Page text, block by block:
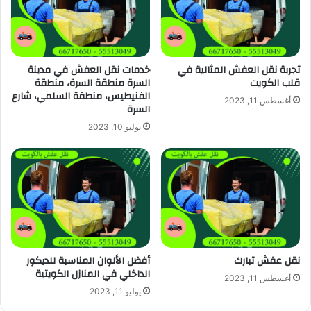
تجربة نقل العفش المثالية في
قلب الكويت
أغسطس 11, 2023
خدمات نقل العفش في مدينة
السرة منطقة السرة، منطقة
الفنيطيس، منطقة السلمي، شارع
السرة
يوليو 10, 2023
نقل عفش تبارك
أغسطس 11, 2023
أفضل الألوان المناسبة للديكور
الداخلي في المنازل الكويتية
يوليو 11, 2023